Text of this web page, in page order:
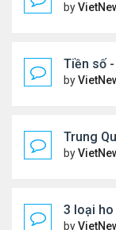
by
Tiền số
by
Trung
by
3 loại ho
by